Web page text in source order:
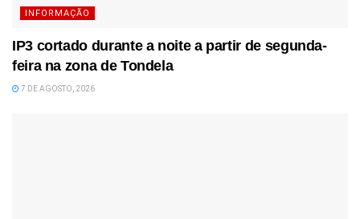
INFORMAÇÃO
IP3 cortado durante a noite a partir de segunda-
feira na zona de Tondela
7 DE AGOSTO, 2026